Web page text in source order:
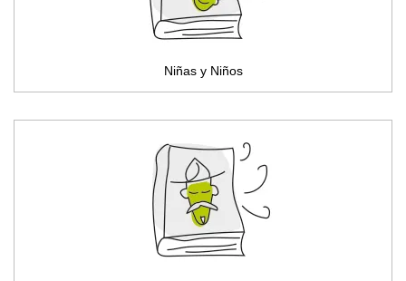
Niñas y Niños